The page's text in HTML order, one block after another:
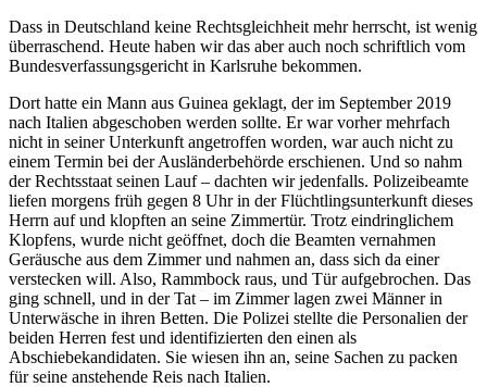
Dass in Deutschland keine Rechtsgleichheit mehr herrscht, ist wenig
überraschend. Heute haben wir das aber auch noch schriftlich vom
Bundesverfassungsgericht in Karlsruhe bekommen.
Dort hatte ein Mann aus Guinea geklagt, der im September 2019
nach Italien abgeschoben werden sollte. Er war vorher mehrfach
nicht in seiner Unterkunft angetroffen worden, war auch nicht zu
einem Termin bei der Ausländerbehörde erschienen. Und so nahm
der Rechtsstaat seinen Lauf – dachten wir jedenfalls. Polizeibeamte
liefen morgens früh gegen 8 Uhr in der Flüchtlingsunterkunft dieses
Herrn auf und klopften an seine Zimmertür. Trotz eindringlichem
Klopfens, wurde nicht geöffnet, doch die Beamten vernahmen
Geräusche aus dem Zimmer und nahmen an, dass sich da einer
verstecken will. Also, Rammbock raus, und Tür aufgebrochen. Das
ging schnell, und in der Tat – im Zimmer lagen zwei Männer in
Unterwäsche in ihren Betten. Die Polizei stellte die Personalien der
beiden Herren fest und identifizierten den einen als
Abschiebekandidaten. Sie wiesen ihn an, seine Sachen zu packen
für seine anstehende Reis nach Italien.